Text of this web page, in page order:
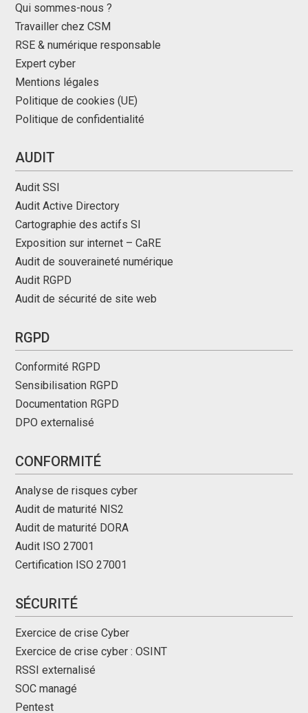
Qui sommes-nous ?
Travailler chez CSM
RSE & numérique responsable
Expert cyber
Mentions légales
Politique de cookies (UE)
Politique de confidentialité
AUDIT
Audit SSI
Audit Active Directory
Cartographie des actifs SI
Exposition sur internet – CaRE
Audit de souveraineté numérique
Audit RGPD
Audit de sécurité de site web
RGPD
Conformité RGPD
Sensibilisation RGPD
Documentation RGPD
DPO externalisé
CONFORMITÉ
Analyse de risques cyber
Audit de maturité NIS2
Audit de maturité DORA
Audit ISO 27001
Certification ISO 27001
SÉCURITÉ
Exercice de crise Cyber
Exercice de crise cyber : OSINT
RSSI externalisé
SOC managé
Pentest